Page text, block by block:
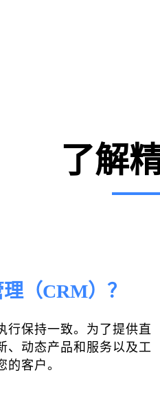
了解
（CRM）？
行保持一致。为了提供直
、动态产品和服务以及工
的客户。